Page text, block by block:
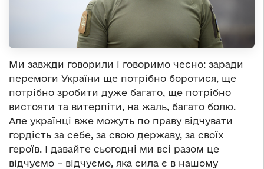
Ми завжди говорили і говоримо чесно: заради
перемоги України ще потрібно боротися, ще
потрібно зробити дуже багато, ще потрібно
вистояти та витерпіти, на жаль, багато болю.
Але українці вже можуть по праву відчувати
гордість за себе, за свою державу, за своїх
героїв. І давайте сьогодні ми всі разом це
відчуємо – відчуємо, яка сила є в нашому